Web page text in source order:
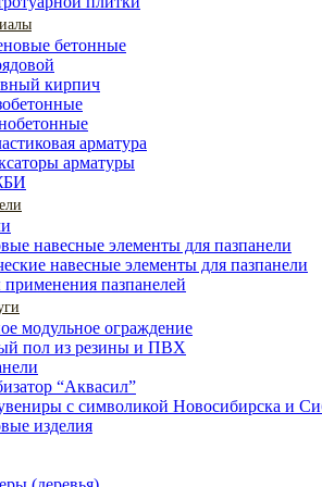
бетонные
кирпич
арматура
арматуры
навесные элементы для пазпанели
навесные элементы для пазпанели
пазпанелей
модульное ограждение
пол из резины и ПВХ
“Аквасил”
с символикой Новосибирска и
изделия